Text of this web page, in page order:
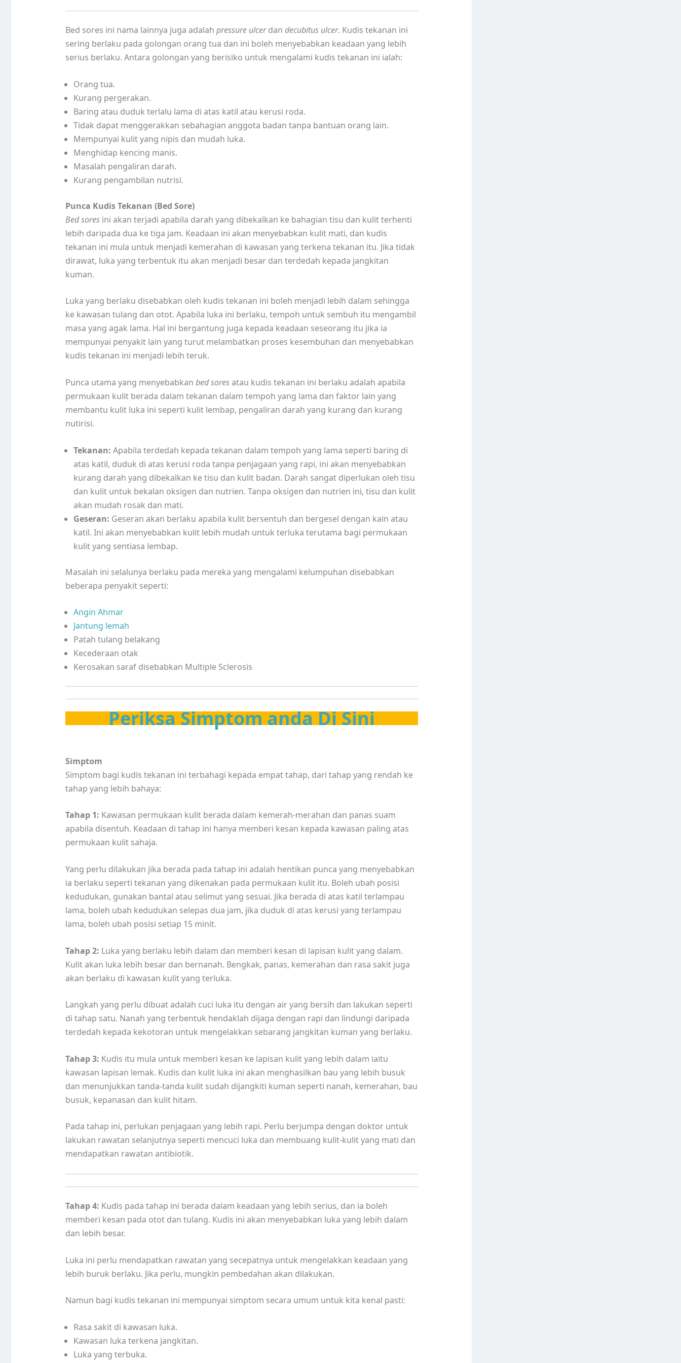
Bed sores ini nama lainnya juga adalah pressure ulcerdan decubitus ulcer. Kudis tekanan ini
sering berlaku pada golongan orang tua dan ini boleh menyebabkan keadaan yang lebih
serius berlaku. Antara golongan yang berisiko untuk mengalami kudis tekanan ini ialah:
Orang tua.
Kurang pergerakan.
Baring atau duduk terlalu lama di atas katil atau kerusi roda.
Tidak dapat menggerakkan sebahagian anggota badan tanpa bantuan orang lain.
Mempunyai kulit yang nipis dan mudah luka.
Menghidap kencing manis.
Masalah pengaliran darah.
Kurang pengambilan nutrisi.
Punca Kudis Tekanan (Bed Sore)
Bed soresini akan terjadi apabila darah yang dibekalkan ke bahagian tisu dan kulit terhenti
lebih daripada dua ke tiga jam. Keadaan ini akan menyebabkan kulit mati, dan kudis
tekanan ini mula untuk menjadi kemerahan di kawasan yang terkena tekanan itu. Jika tidak
dirawat, luka yang terbentuk itu akan menjadi besar dan terdedah kepada jangkitan
kuman.
Luka yang berlaku disebabkan oleh kudis tekanan ini boleh menjadi lebih dalam sehingga
ke kawasan tulang dan otot. Apabila luka ini berlaku, tempoh untuk sembuh itu mengambil
masa yang agak lama. Hal ini bergantung juga kepada keadaan seseorang itu jika ia
mempunyai penyakit lain yang turut melambatkan proses kesembuhan dan menyebabkan
kudis tekanan ini menjadi lebih teruk.
Punca utama yang menyebabkan bed soresatau kudis tekanan ini berlaku adalah apabila
permukaan kulit berada dalam tekanan dalam tempoh yang lama dan faktor lain yang
membantu kulit luka ini seperti kulit lembap, pengaliran darah yang kurang dan kurang
nutirisi.
Tekanan: Apabila terdedah kepada tekanan dalam tempoh yang lama seperti baring di
atas katil, duduk di atas kerusi roda tanpa penjagaan yang rapi, ini akan menyebabkan
kurang darah yang dibekalkan ke tisu dan kulit badan. Darah sangat diperlukan oleh tisu
dan kulit untuk bekalan oksigen dan nutrien. Tanpa oksigen dan nutrien ini, tisu dan kulit
akan mudah rosak dan mati.
Geseran: Geseran akan berlaku apabila kulit bersentuh dan bergesel dengan kain atau
katil. Ini akan menyebabkan kulit lebih mudah untuk terluka terutama bagi permukaan
kulit yang sentiasa lembap.
Masalah ini selalunya berlaku pada mereka yang mengalami kelumpuhan disebabkan
beberapa penyakit seperti:
Angin Ahmar
Jantung lemah
Patah tulang belakang
Kecederaan otak
Kerosakan saraf disebabkan Multiple Sclerosis
Periksa Simptom anda Di Sini
Simptom
Simptom bagi kudis tekanan ini terbahagi kepada empat tahap, dari tahap yang rendah ke
tahap yang lebih bahaya:
Tahap 1: Kawasan permukaan kulit berada dalam kemerah-merahan dan panas suam
apabila disentuh. Keadaan di tahap ini hanya memberi kesan kepada kawasan paling atas
permukaan kulit sahaja.
Yang perlu dilakukan jika berada pada tahap ini adalah hentikan punca yang menyebabkan
ia berlaku seperti tekanan yang dikenakan pada permukaan kulit itu. Boleh ubah posisi
kedudukan, gunakan bantal atau selimut yang sesuai. Jika berada di atas katil terlampau
lama, boleh ubah kedudukan selepas dua jam, jika duduk di atas kerusi yang terlampau
lama, boleh ubah posisi setiap 15 minit.
Tahap 2: Luka yang berlaku lebih dalam dan memberi kesan di lapisan kulit yang dalam.
Kulit akan luka lebih besar dan bernanah. Bengkak, panas, kemerahan dan rasa sakit juga
akan berlaku di kawasan kulit yang terluka.
Langkah yang perlu dibuat adalah cuci luka itu dengan air yang bersih dan lakukan seperti
di tahap satu. Nanah yang terbentuk hendaklah dijaga dengan rapi dan lindungi daripada
terdedah kepada kekotoran untuk mengelakkan sebarang jangkitan kuman yang berlaku.
Tahap 3: Kudis itu mula untuk memberi kesan ke lapisan kulit yang lebih dalam iaitu
kawasan lapisan lemak. Kudis dan kulit luka ini akan menghasilkan bau yang lebih busuk
dan menunjukkan tanda-tanda kulit sudah dijangkiti kuman seperti nanah, kemerahan, bau
busuk, kepanasan dan kulit hitam.
Pada tahap ini, perlukan penjagaan yang lebih rapi. Perlu berjumpa dengan doktor untuk
lakukan rawatan selanjutnya seperti mencuci luka dan membuang kulit-kulit yang mati dan
mendapatkan rawatan antibiotik.
Tahap 4: Kudis pada tahap ini berada dalam keadaan yang lebih serius, dan ia boleh
memberi kesan pada otot dan tulang. Kudis ini akan menyebabkan luka yang lebih dalam
dan lebih besar.
Luka ini perlu mendapatkan rawatan yang secepatnya untuk mengelakkan keadaan yang
lebih buruk berlaku. Jika perlu, mungkin pembedahan akan dilakukan.
Namun bagi kudis tekanan ini mempunyai simptom secara umum untuk kita kenal pasti:
Rasa sakit di kawasan luka.
Kawasan luka terkena jangkitan.
Luka yang terbuka.